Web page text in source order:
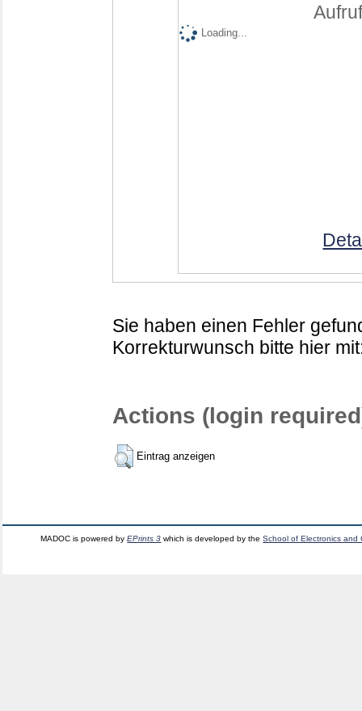
Loading...
Sie haben einen Fehler
Korrekturwunsch bitte hier
Actions (login
Eintrag anzeigen
MADOC is powered byEPrints 3 which is developed by theSchool of Electronics and